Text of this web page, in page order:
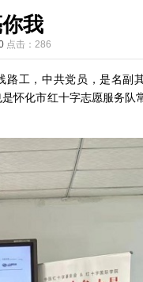
我
点击： 286
工，中共党员，是名副
怀化市红十字志愿服务队